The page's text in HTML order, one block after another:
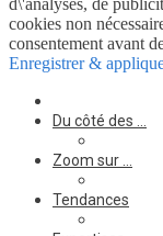
cookies non
consentement avant
Enregistrer &
Du côté des …
Zoom sur …
Tendances